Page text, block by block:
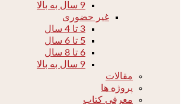
9 سال به بالا
غیر حضوری
3 تا 4 سال
5 تا 6 سال
6 تا 8 سال
9 سال به بالا
مقالات
پروژه ها
معرفی کتاب